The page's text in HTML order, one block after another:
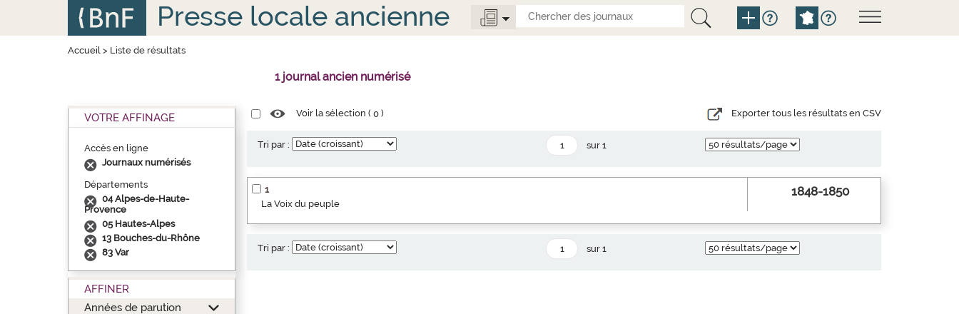
Presse locale ancienne
Accueil> Liste de résultats
1 journal ancien numérisé
VOTRE AFFINAGE
Accès en ligne
Journaux numérisés
Départements
04 Alpes-de-Haute-
Provence
05 Hautes-Alpes
13 Bouches-du-Rhône
83 Var
AFFINER
Années de parution
Voir la sélection (0 ) Exporter tous les résultats en CSV
Tri par : sur 1
1
La Voix du peuple
1848-1850
Tri par : sur 1
Panneau de gestion des cookies